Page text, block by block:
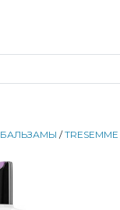
БАЛЬЗАМЫ /TRESEMME